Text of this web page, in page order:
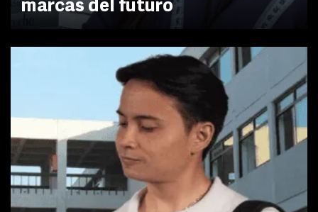
marcas del futuro